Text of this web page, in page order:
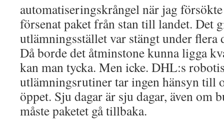
automatiseringskrångel när jag
försenat paket från stan till landet. Det
utlämningsstället var stängt under flera
Då borde det åtminstone kunna ligga
kan man tycka. Men icke. DHL:s
utlämningsrutiner tar ingen hänsyn till
öppet. Sju dagar är sju dagar, även om
måste paketet gå tillbaka.